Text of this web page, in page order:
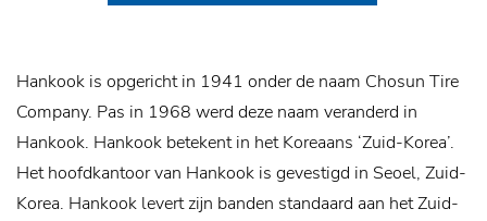
Hankook is opgericht in 1941 onder de naam Chosun Tire
Company. Pas in 1968 werd deze naam veranderd in
Hankook. Hankook betekent in het Koreaans ‘Zuid-Korea’.
Het hoofdkantoor van Hankook is gevestigd in Seoel, Zuid-
Korea. Hankook levert zijn banden standaard aan het Zuid-